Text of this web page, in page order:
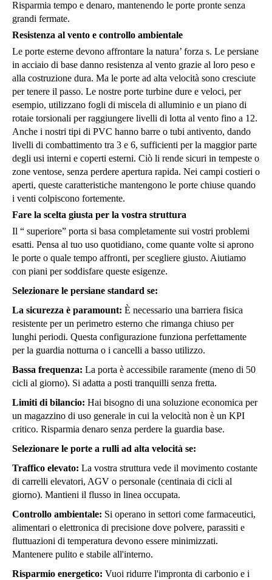
Risparmia tempo e denaro, mantenendo le porte pronte senza
grandi fermate.
Resistenza al vento e controllo ambientale
Le porte esterne devono affrontare la natura’ forza s. Le persiane
in acciaio di base danno resistenza al vento grazie al loro peso e
alla costruzione dura. Ma le porte ad alta velocità sono cresciute
per tenere il passo. Le nostre porte turbine dure e veloci, per
esempio, utilizzano fogli di miscela di alluminio e un piano di
rotaie torsionali per raggiungere livelli di lotta al vento fino a 12.
Anche i nostri tipi di PVC hanno barre o tubi antivento, dando
livelli di combattimento tra 3 e 6, sufficienti per la maggior parte
degli usi interni e coperti esterni. Ciò li rende sicuri in tempeste o
zone ventose, senza perdere apertura rapida. Nei campi costieri o
aperti, queste caratteristiche mantengono le porte chiuse quando
i venti colpiscono fortemente.
Fare la scelta giusta per la vostra struttura
Il “ superiore” porta si basa completamente sui vostri problemi
esatti. Pensa al tuo uso quotidiano, come quante volte si aprono
le porte o quale tempo affronti, per scegliere giusto. Aiutiamo
con piani per soddisfare queste esigenze.
Selezionare le persiane standard se:
La sicurezza è paramount: È necessario una barriera fisica
resistente per un perimetro esterno che rimanga chiuso per
lunghi periodi. Questa configurazione funziona perfettamente
per la guardia notturna o i cancelli a basso utilizzo.
Bassa frequenza: La porta è accessibile raramente (meno di 50
cicli al giorno). Si adatta a posti tranquilli senza fretta.
Limiti di bilancio: Hai bisogno di una soluzione economica per
un magazzino di uso generale in cui la velocità non è un KPI
critico. Risparmia denaro senza perdere la guardia base.
Selezionare le porte a rulli ad alta velocità se:
Traffico elevato: La vostra struttura vede il movimento costante
di carrelli elevatori, AGV o personale (centinaia di cicli al
giorno). Mantieni il flusso in linea occupata.
Controllo ambientale: Si operano in settori come farmaceutici,
alimentari o elettronica di precisione dove polvere, parassiti e
fluttuazioni di temperatura devono essere minimizzati.
Mantenere pulito e stabile all'interno.
Risparmio energetico: Vuoi ridurre l'impronta di carbonio e i